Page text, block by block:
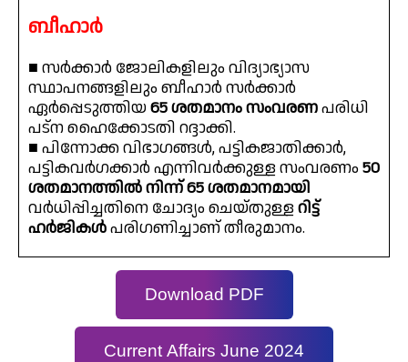
ബീഹാർ
■ സർക്കാർ ജോലികളിലും വിദ്യാഭ്യാസ
സ്ഥാപനങ്ങളിലും ബീഹാർ സർക്കാർ
ഏർപ്പെടുത്തിയ65 ശതമാനം സംവരണപരിധി
പട്‌ന ഹൈക്കോടതി റദ്ദാക്കി.
■ പിന്നോക്ക വിഭാഗങ്ങൾ, പട്ടികജാതിക്കാർ,
പട്ടികവർഗക്കാർ എന്നിവർക്കുള്ള സംവരണം 50
ശതമാനത്തിൽ നിന്ന് 65 ശതമാനമായി
വർധിപ്പിച്ചതിനെ ചോദ്യം ചെയ്തുള്ള റിട്ട്
ഹർജികൾപരിഗണിച്ചാണ് തീരുമാനം.
Download PDF
Current Affairs June 2024